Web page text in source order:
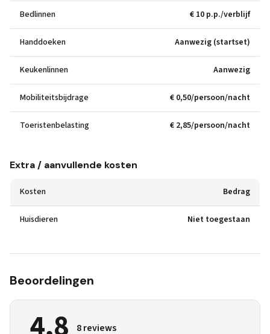
Bedlinnen € 10 p.p./verblijf
Handdoeken Aanwezig (startset)
Keukenlinnen Aanwezig
Mobiliteitsbijdrage € 0,50/persoon/nacht
Toeristenbelasting € 2,85/persoon/nacht
Extra / aanvullende kosten
Kosten Bedrag
Huisdieren Niet toegestaan
Beoordelingen
8 reviews